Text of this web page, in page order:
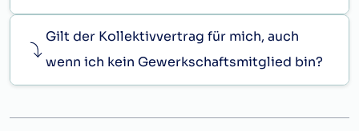
Gilt der Kollektivvertrag für mich, auch
wenn ich kein Gewerkschaftsmitglied bin?